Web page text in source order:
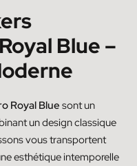
Blue –
Royal Bluesont un
un design classique
vous transportent
esthétique intemporelle